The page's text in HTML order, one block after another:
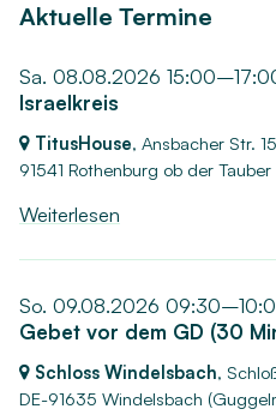
Aktuelle Termine
Sa. 08.08.2026
Israelkreis
TitusHouse, Ansbacher Str.
91541 Rothenburg ob der Tauber
Weiterlesen
So. 09.08.2026
Gebet vor dem GD (30
Schloss Windelsbach,
DE-91635 Windelsbach